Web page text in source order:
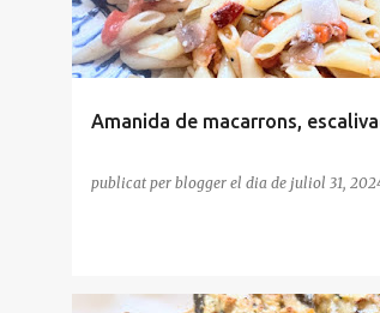
a
d
Amanida de macarrons,
publicat per blogger el dia de juliol 31,